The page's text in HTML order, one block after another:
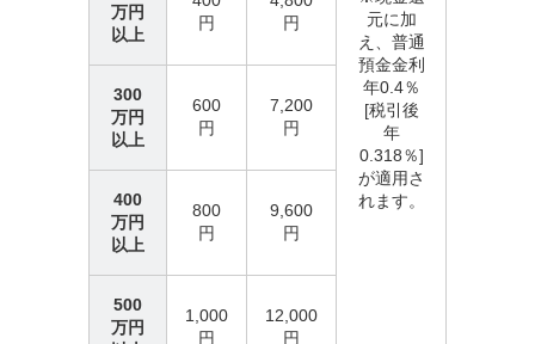
元に加
え、普通
預金金利
年0.4％
[税引後
年
0.318％]
が適用さ
れます。
万円
以上
円
円
300
万円
以上
600
円
7,200
円
400
万円
以上
800
円
9,600
円
500
万円
1,000
円
12,000
円